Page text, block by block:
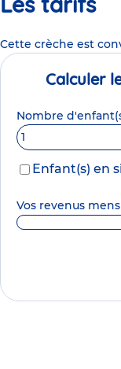
Cette crèche est
Calculer
Nombre
1
Enfant(s) en
Vos revenus